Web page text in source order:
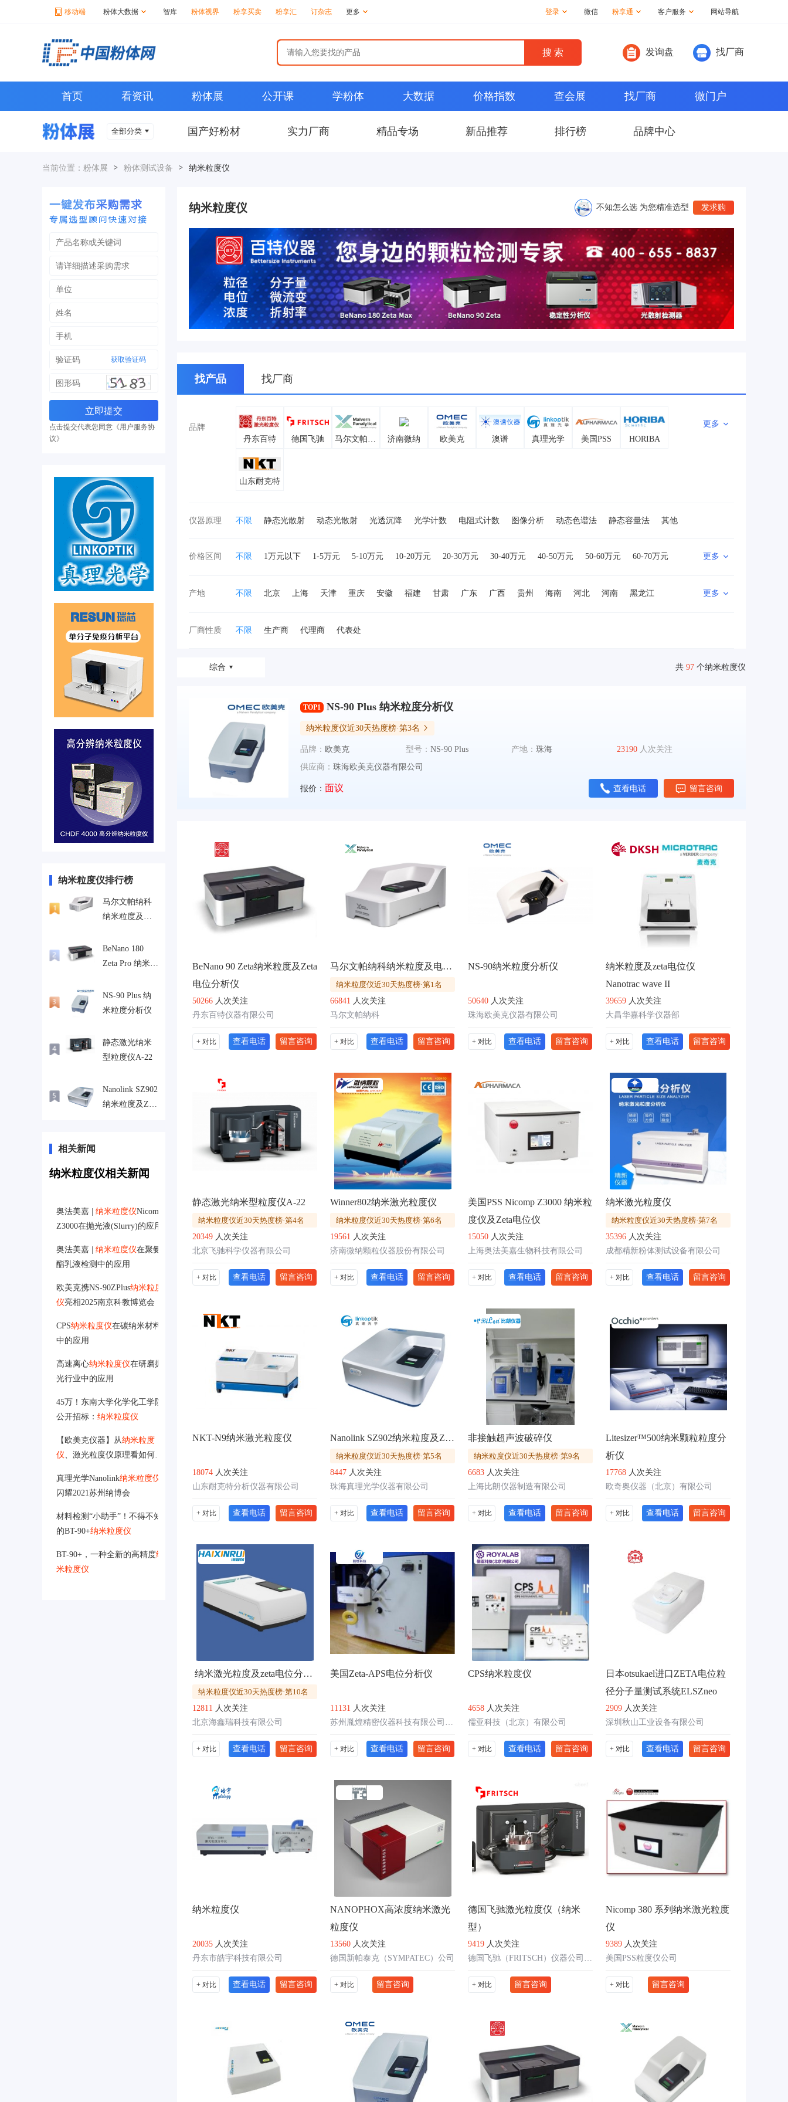
移动端 粉体大数据 智库 粉体视界 粉享买卖 粉享汇 订杂志 更多 登录 微信 粉享通 客户服务 网站导航
发询盘 找厂商
首页 看资讯 粉体展 公开课 学粉体 大数据 价格指数 查会展 找厂商 微门户
全部分类 国产好粉材 实力厂商 精品专场 新品推荐 排行榜 品牌中心
当前位置： 粉体展 > 粉体测试设备 > 纳米粒度仪
获取验证码
点击提交代表您同意《用户服务协
议》
纳米粒度仪排行榜
马尔文帕纳科
纳米粒度及电
Zetasizer Ultra
BeNano 180
Zeta Pro 纳米粒
仪
NS-90 Plus 纳
米粒度分析仪
静态激光纳米
型粒度仪A-22
Nanolink SZ902
纳米粒度及Zeta
相关新闻
纳米粒度仪相关新闻
奥法美嘉 | 纳米粒度仪Nicomp
Z3000在抛光液(Slurry)的应用
奥法美嘉 | 纳米粒度仪在聚氨
酯乳液检测中的应用
欧美克携NS-90ZPlus纳米粒度
仪亮相2025南京科教博览会
CPS纳米粒度仪在碳纳米材料
中的应用
高速离心纳米粒度仪在研磨抛
光行业中的应用
45万！东南大学化学化工学院
公开招标： 纳米粒度仪
【欧美克仪器】从纳米粒度
仪 、激光粒度仪原理看如何选
真理光学Nanolink纳米粒度仪
闪耀2021苏州纳博会
材料检测“小助手”！不得不知
的BT-90+纳米粒度仪
BT-90+，一种全新的高精度纳
米粒度仪
纳米粒度仪 不知怎么选 为您精准选型 发求购
找产品 找厂商
品牌
丹东百特
德国飞驰 济南微纳 欧美克 澳谱 真理光学 美国PSS HORIBA
山东耐克特
更多
仪器原理 不限 静态光散射 动态光散射 光透沉降 光学计数 电阻式计数 图像分析 动态色谱法 静态容量法 其他
价格区间 不限 1万元以下 1-5万元 5-10万元 10-20万元 20-30万元 30-40万元 40-50万元 50-60万元
60-70万元
更多
产地 不限 北京 上海 天津 重庆 安徽 福建 甘肃 广东 广西 贵州 海南 河北 河南
黑龙江
云南
浙江 台湾 香港 澳门
更多
厂商性质 不限 生产商 代理商 代表处
综合 共 97 个纳米粒度仪
TOP1 NS-90 Plus 纳米粒度分析仪
纳米粒度仪近30天热度榜·第3名
品牌： 欧美克 型号： NS-90 Plus 产地： 珠海 23190 人次关注
供应商： 珠海欧美克仪器有限公司
报价： 面议 查看电话 留言咨询
BeNano 90 Zeta纳米粒度及Zeta
电位分析仪
50266 人次关注
丹东百特仪器有限公司
+ 对比 查看电话 留言咨询
马尔文帕纳科纳米粒度及电位分析仪Zetasizer Ultra
纳米粒度仪近30天热度榜·第1名
66841 人次关注
马尔文帕纳科
+ 对比 查看电话 留言咨询
NS-90纳米粒度分析仪
50640 人次关注
珠海欧美克仪器有限公司
+ 对比 查看电话 留言咨询
纳米粒度及zeta电位仪
Nanotrac wave II
39659 人次关注
大昌华嘉科学仪器部
+ 对比 查看电话 留言咨询
静态激光纳米型粒度仪A-22
纳米粒度仪近30天热度榜·第4名
20349 人次关注
北京飞驰科学仪器有限公司
+ 对比 查看电话 留言咨询
Winner802纳米激光粒度仪
纳米粒度仪近30天热度榜·第6名
19561 人次关注
济南微纳颗粒仪器股份有限公司
+ 对比 查看电话 留言咨询
美国PSS Nicomp Z3000 纳米粒
度仪及Zeta电位仪
15050 人次关注
上海奥法美嘉生物科技有限公司
+ 对比 查看电话 留言咨询
纳米激光粒度仪
纳米粒度仪近30天热度榜·第7名
35396 人次关注
成都精新粉体测试设备有限公司
+ 对比 查看电话 留言咨询
NKT-N9纳米激光粒度仪
18074 人次关注
山东耐克特分析仪器有限公司
+ 对比 查看电话 留言咨询
Nanolink SZ902纳米粒度及Zeta电位仪
纳米粒度仪近30天热度榜·第5名
8447 人次关注
珠海真理光学仪器有限公司
+ 对比 查看电话 留言咨询
非接触超声波破碎仪
纳米粒度仪近30天热度榜·第9名
6683 人次关注
上海比朗仪器制造有限公司
+ 对比 查看电话 留言咨询
Litesizer™500纳米颗粒粒度分
析仪
17768 人次关注
欧奇奥仪器（北京）有限公司
+ 对比 查看电话 留言咨询
​ 纳米激光粒度及zeta电位分析仪
纳米粒度仪近30天热度榜·第10名
12811 人次关注
北京海鑫瑞科技有限公司
+ 对比 查看电话 留言咨询
美国Zeta-APS电位分析仪
11131 人次关注
+ 对比 查看电话 留言咨询
CPS纳米粒度仪
4658 人次关注
儒亚科技（北京）有限公司
+ 对比 查看电话 留言咨询
日本otsukael进口ZETA电位粒
径分子量测试系统ELSZneo
2909 人次关注
深圳秋山工业设备有限公司
+ 对比 查看电话 留言咨询
纳米粒度仪
20035 人次关注
丹东市皓宇科技有限公司
+ 对比 查看电话 留言咨询
NANOPHOX高浓度纳米激光
粒度仪
13560 人次关注
德国新帕泰克（SYMPATEC）公司
+ 对比 留言咨询
德国飞驰激光粒度仪（纳米
型）
9419 人次关注
+ 对比 留言咨询
Nicomp 380 系列纳米激光粒度
仪
9389 人次关注
美国PSS粒度仪公司
+ 对比 留言咨询